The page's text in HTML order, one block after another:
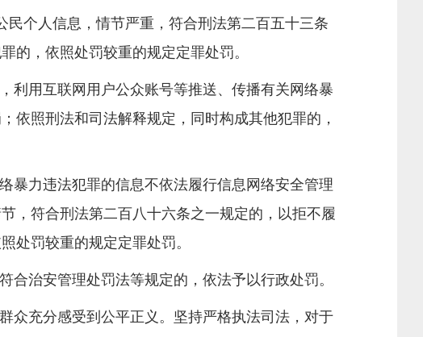
个人信息，情节严重，符合刑法第二百五十三条
的，依照处罚较重的规定定罪处罚。
用互联网用户公众账号等推送、传播有关网络暴
依照刑法和司法解释规定，同时构成其他犯罪的，
力违法犯罪的信息不依法履行信息网络安全管理
，符合刑法第二百八十六条之一规定的，以拒不履
处罚较重的规定定罪处罚。
治安管理处罚法等规定的，依法予以行政处罚。
充分感受到公平正义。坚持严格执法司法，对于